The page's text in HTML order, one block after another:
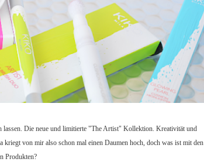
Die neue und limitierte "The Artist" Kollektion. Kreativität und
von mir also schon mal einen Daumen hoch, doch was ist mit den
Produkten?